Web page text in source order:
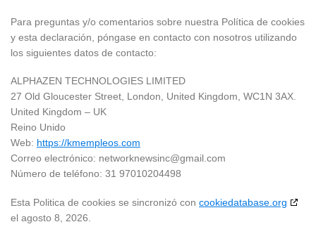
Para preguntas y/o comentarios sobre nuestra Política de cookies
y esta declaración, póngase en contacto con nosotros utilizando
los siguientes datos de contacto:
ALPHAZEN TECHNOLOGIES LIMITED
27 Old Gloucester Street, London, United Kingdom, WC1N 3AX.
United Kingdom – UK
Reino Unido
Web: https://kmempleos.com
Correo electrónico: networknewsinc@gmail.com
Número de teléfono: 31 97010204498
Esta Politica de cookies se sincronizó con cookiedatabase.org
el agosto 8, 2026.